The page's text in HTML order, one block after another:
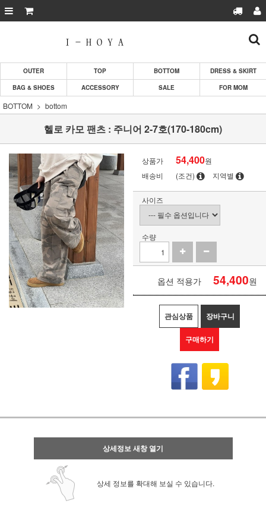
OUTER TOP BOTTOM
DRESS & SKIRT
BAG & SHOES
ACCESSORY SALE FOR MOM
BOTTOM bottom
헬로 카모 팬츠 : 주니어 2-7호(170-180cm)
상품가 54,400원
배송비
(조건) 지역별
사이즈
수량
옵션 적용가 54,400원
관심상품 장바구니
구매하기
상세정보 새창 열기
상세 정보를 확대해 보실 수 있습니다.